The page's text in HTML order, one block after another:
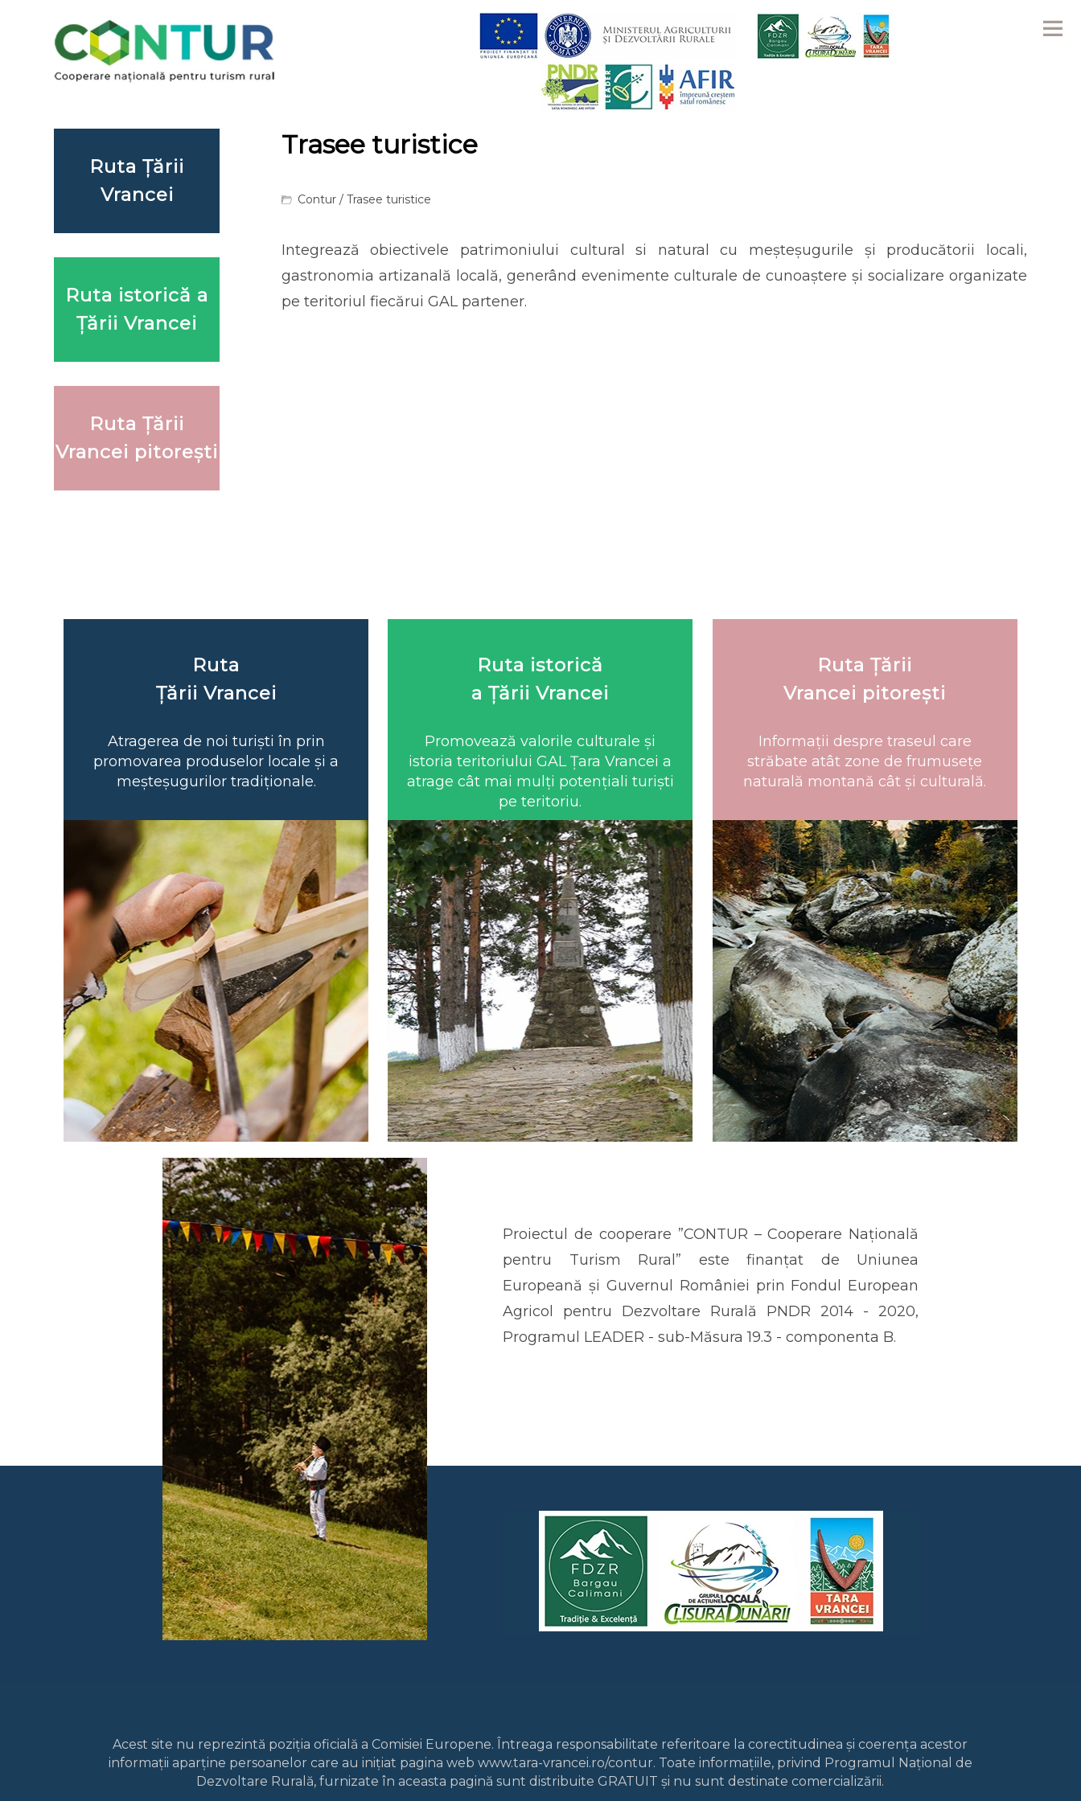
Trasee turistice
Contur/ Trasee turistice
Integrează obiectivele patrimoniului cultural si natural cu meșteșugurile și producătorii locali,
gastronomia artizanală locală, generând evenimente culturale de cunoaștere și socializare organizate
pe teritoriul fiecărui GAL partener.
Ruta Țării
Vrancei
Ruta istorică a
Țării Vrancei
Ruta Țării
Vrancei pitorești
Ruta
Țării Vrancei
Atragerea de noi turiști în prin
promovarea produselor locale și a
meșteșugurilor tradiționale.
Ruta istorică
a Țării Vrancei
Promovează valorile culturale și
istoria teritoriului GAL Țara Vrancei a
atrage cât mai mulți potențiali turiști
pe teritoriu.
Ruta Țării
Vrancei pitorești
Informații despre traseul care
străbate atât zone de frumusețe
naturală montană cât și culturală.
Proiectul de cooperare ”CONTUR – Cooperare Națională
pentru Turism Rural” este finanțat de Uniunea
Europeană și Guvernul României prin Fondul European
Agricol pentru Dezvoltare Rurală PNDR 2014 - 2020,
Programul LEADER - sub-Măsura 19.3 - componenta B.
Acest site nu reprezintă poziția oficială a Comisiei Europene. Întreaga responsabilitate referitoare la corectitudinea și coerența acestor
informații aparține persoanelor care au inițiat pagina web www.tara-vrancei.ro/contur. Toate informațiile, privind Programul Național de
Dezvoltare Rurală, furnizate în aceasta pagină sunt distribuite GRATUIT și nu sunt destinate comercializării.